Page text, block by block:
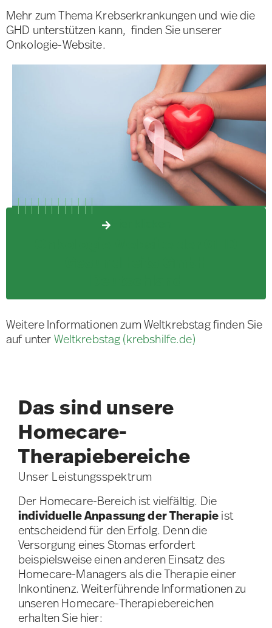
Mehr zum Thema Krebserkrankungen und wie die
GHD unterstützen kann, finden Sie unserer
Onkologie-Website.
Weitere Informationen zum Weltkrebstag finden Sie
auf unterWeltkrebstag (krebshilfe.de)
Das sind unsere
Homecare-
Therapiebereiche
Unser Leistungsspektrum
Der Homecare-Bereich ist vielfältig. Die
individuelle Anpassung der Therapieist
entscheidend für den Erfolg. Denn die
Versorgung eines Stomas erfordert
beispielsweise einen anderen Einsatz des
Homecare-Managers als die Therapie einer
Inkontinenz. Weiterführende Informationen zu
unseren Homecare-Therapiebereichen
erhalten Sie hier: